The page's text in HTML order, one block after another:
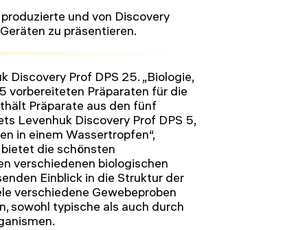
und von Discovery
zu präsentieren.
Discovery Prof DPS 25. „Biologie,
vorbereiteten Präparaten für die
Präparate aus den fünf
Levenhuk Discovery Prof DPS 5,
in einem Wassertropfen“,
bietet die schönsten
verschiedenen biologischen
Einblick in die Struktur der
verschiedene Gewebeproben
sowohl typische als auch durch